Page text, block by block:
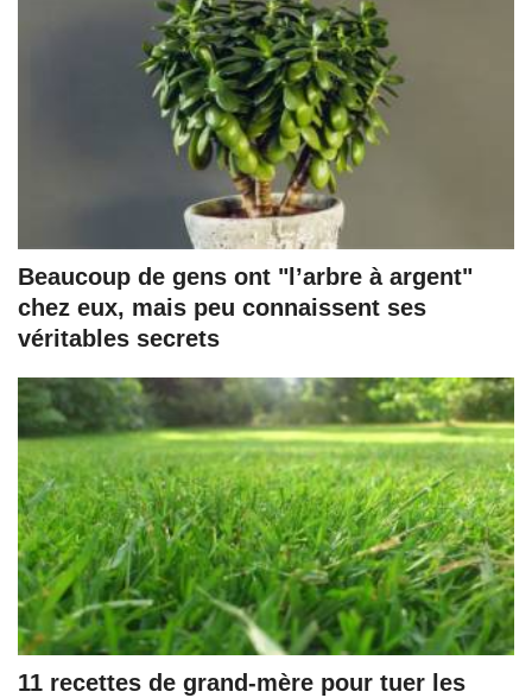
Beaucoup de gens ont "l’arbre à argent"
chez eux, mais peu connaissent ses
véritables secrets
11 recettes de grand-mère pour tuer les